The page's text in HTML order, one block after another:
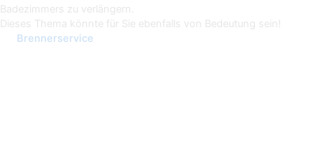
Badezimmers zu verlängern.
Dieses Thema könnte für Sie ebenfalls von Bedeutung sein!
Brennerservice